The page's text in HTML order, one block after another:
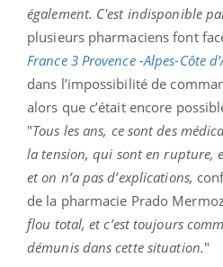
également. C'est indisponible
plusieurs pharmaciens font
France 3 Provence -Alpes-Côte
dans l’impossibilité de
alors que c’était encore
"Tous les ans, ce sont des
la tension, qui sont en rupture,
et on n’a pas d’explications,
de la pharmacie Prado
flou total, et c’est toujours
démunis dans cette situation."